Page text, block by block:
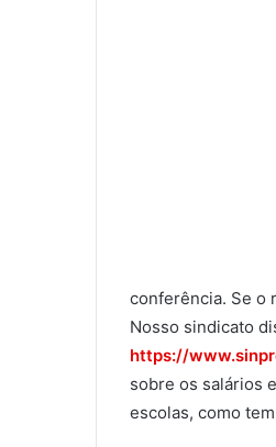
conferência. Se o
Nosso sindicato
https://
sobre os salários
escolas, como